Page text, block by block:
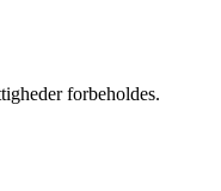
forbeholdes.